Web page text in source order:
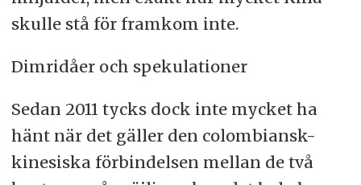
skulle stå för framkom inte.
Dimridåer och spekulationer
Sedan 2011 tycks dock inte mycket ha
hänt när det gäller den colombiansk-
kinesiska förbindelsen mellan de två